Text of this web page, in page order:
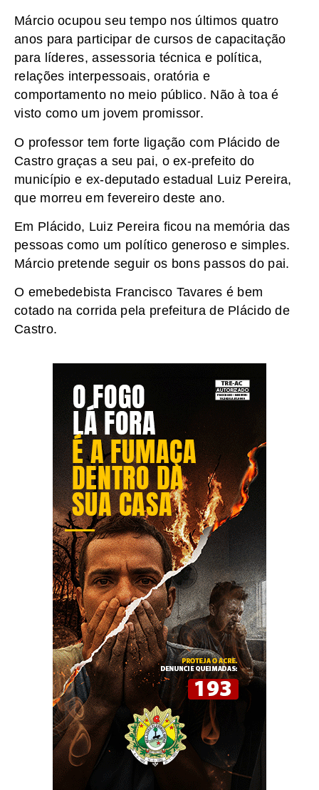
Márcio ocupou seu tempo nos últimos quatro
anos para participar de cursos de capacitação
para líderes, assessoria técnica e política,
relações interpessoais, oratória e
comportamento no meio público. Não à toa é
visto como um jovem promissor.
O professor tem forte ligação com Plácido de
Castro graças a seu pai, o ex-prefeito do
município e ex-deputado estadual Luiz Pereira,
que morreu em fevereiro deste ano.
Em Plácido, Luiz Pereira ficou na memória das
pessoas como um político generoso e simples.
Márcio pretende seguir os bons passos do pai.
O emebedebista Francisco Tavares é bem
cotado na corrida pela prefeitura de Plácido de
Castro.